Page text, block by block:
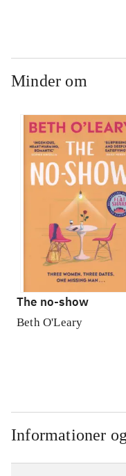
Minder om
The no-show
Beth O'Leary
Informationer